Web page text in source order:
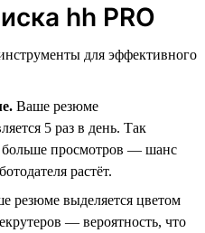
hh PRO
для эффективного
Ваше резюме
5 раз в день. Так
просмотров — шанс
растёт.
резюме выделяется цветом
— вероятность, что